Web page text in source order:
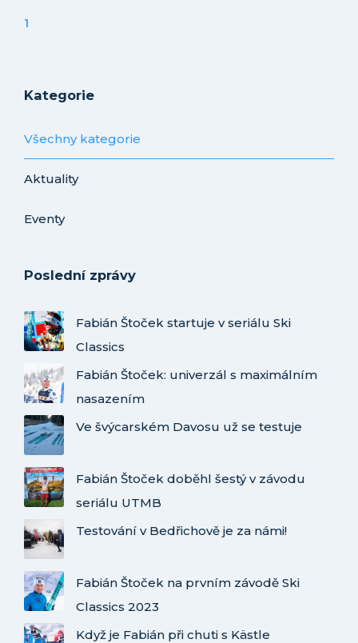
1
Kategorie
Všechny kategorie
Aktuality
Eventy
Poslední zprávy
Fabián Štoček startuje v seriálu Ski
Classics
Fabián Štoček: univerzál s maximálním
nasazením
Ve švýcarském Davosu už se testuje
Fabián Štoček doběhl šestý v závodu
seriálu UTMB
Testování v Bedřichově je za námi!
Fabián Štoček na prvním závodě Ski
Classics 2023
Když je Fabián při chuti s Kästle